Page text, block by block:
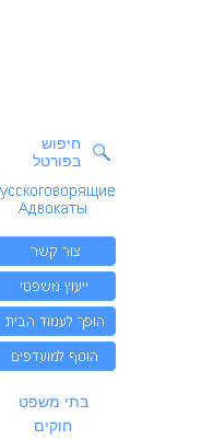
חיפוש
בפורטל
בתי משפט
חוקים